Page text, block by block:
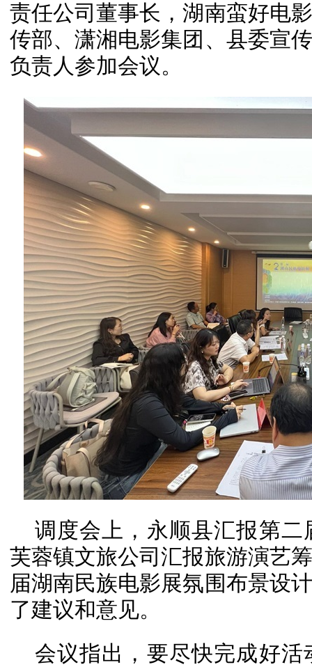
责任公司董事长，湖南蛮好电
传部、潇湘电影集团、县委宣
负责人参加会议。
调度会上，永顺县汇报第
芙蓉镇文旅公司汇报旅游演艺
届湖南民族电影展氛围布景设
了建议和意见。
会议指出，要尽快完成好